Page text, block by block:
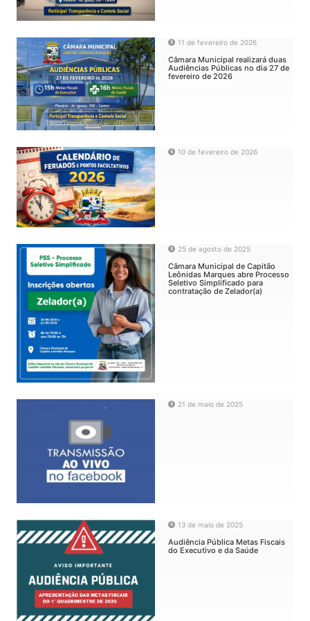
11 de fevereiro de 2026
Câmara Municipal realizará duas
Audiências Públicas no dia 27 de
fevereiro de 2026
10 de fevereiro de 2026
25 de agosto de 2025
Câmara Municipal de Capitão
Leônidas Marques abre Processo
Seletivo Simplificado para
contratação de Zelador(a)
21 de maio de 2025
13 de maio de 2025
Audiência Pública Metas Fiscais
do Executivo e da Saúde